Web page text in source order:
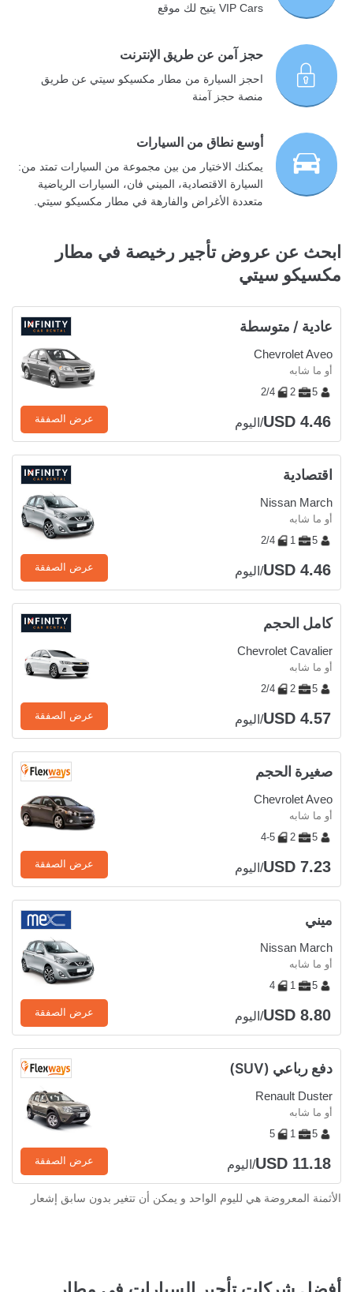
VIP Cars يتيح لك موقع
حجز آمن عن طريق الإنترنت
احجز السيارة من مطار مكسيكو سيتي عن طريق
منصة حجز آمنة
أوسع نطاق من السيارات
يمكنك الاختيار من بين مجموعة من السيارات تمتد من:
السيارة الاقتصادية، الميني فان، السيارات الرياضية
متعددة الأغراض والفارهة في مطار مكسيكو سيتي.
ابحث عن عروض تأجير رخيصة في مطار
مكسيكو سيتي
عادية / متوسطة
Chevrolet Aveo
أو ما شابه
5
2
2/4
USD 4.46/اليوم عرض الصفقة
اقتصادية
Nissan March
أو ما شابه
5
1
2/4
USD 4.46/اليوم عرض الصفقة
كامل الحجم
Chevrolet Cavalier
أو ما شابه
5
2
2/4
USD 4.57/اليوم عرض الصفقة
صغيرة الحجم
Chevrolet Aveo
أو ما شابه
5
2
4-5
USD 7.23/اليوم عرض الصفقة
ميني
Nissan March
أو ما شابه
5
1
4
USD 8.80/اليوم عرض الصفقة
دفع رباعي (SUV)
Renault Duster
أو ما شابه
5
1
5
USD 11.18/اليوم عرض الصفقة
الأثمنة المعروضة هي لليوم الواحد و يمكن أن تتغير بدون سابق إشعار